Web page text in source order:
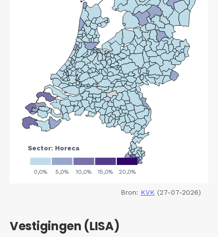
Bron: KVK (27-07-2026)
Vestigingen (LISA)